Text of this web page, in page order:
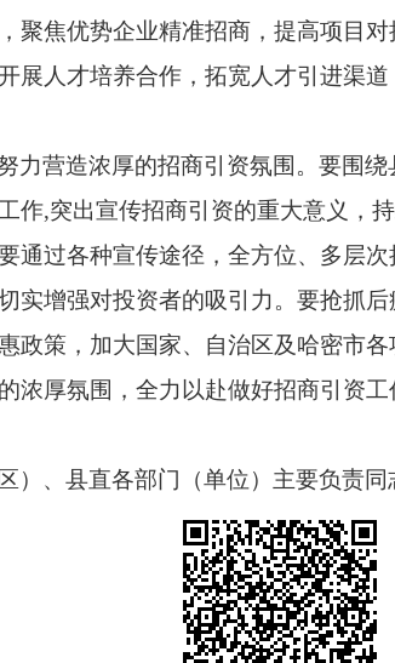
聚焦优势企业精准招商，提高项目
展人才培养合作，拓宽人才引进渠
力营造浓厚的招商引资氛围。要围
作,突出宣传招商引资的重大意义，
通过各种宣传途径，全方位、多层
实增强对投资者的吸引力。要抢抓
政策，加大国家、自治区及哈密市
浓厚氛围，全力以赴做好招商引资
）、县直各部门（单位）主要负责同